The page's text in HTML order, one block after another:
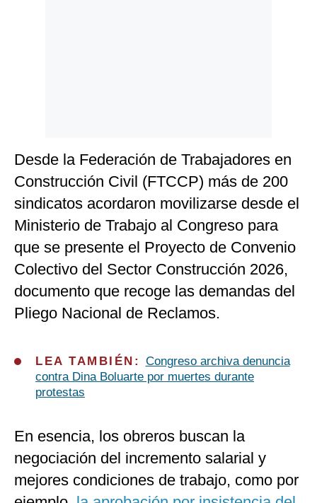
Desde la Federación de Trabajadores en
Construcción Civil (FTCCP) más de 200
sindicatos acordaron movilizarse desde el
Ministerio de Trabajo al Congreso para
que se presente el Proyecto de Convenio
Colectivo del Sector Construcción 2026,
documento que recoge las demandas del
Pliego Nacional de Reclamos.
LEA TAMBIÉN: Congreso archiva denuncia
contra Dina Boluarte por muertes durante
protestas
En esencia, los obreros buscan la
negociación del incremento salarial y
mejores condiciones de trabajo, como por